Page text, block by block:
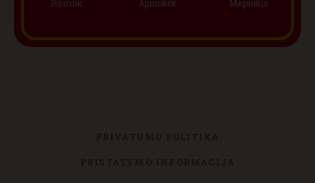
Išsirink Apmokėk Mėgaukis